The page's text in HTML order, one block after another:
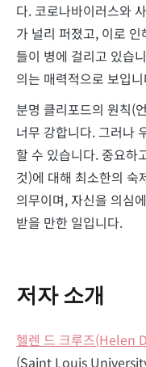
다. 코로나바이러스와
가 널리 퍼졌고, 이로
들이 병에 걸리고 있습
의는 매력적으로 보입
분명 클리포드의 원칙(
너무 강합니다. 그러나
할 수 있습니다. 중요하
것)에 대해 최소한의 숙
의무이며, 자신을 의심
받을 만한 일입니다.
저자 소개
헬렌 드 크루즈(Helen
(Saint Louis